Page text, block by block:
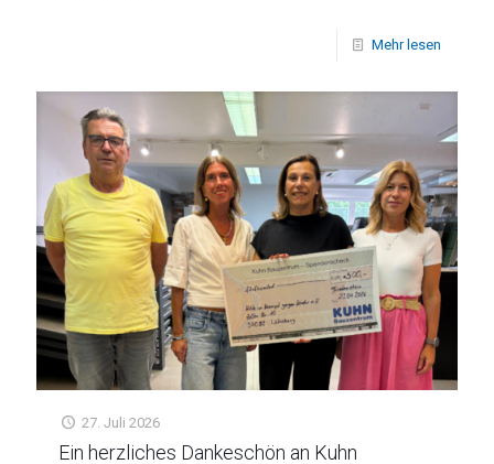
Mehr lesen
27. Juli 2026
Ein herzliches Dankeschön an Kuhn